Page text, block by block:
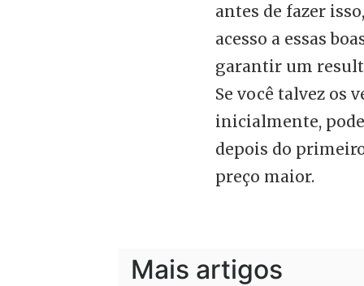
antes de fazer
acesso a essas
garantir um
Se você talvez os
inicialmente,
depois do
preço maior.
Mais artigos